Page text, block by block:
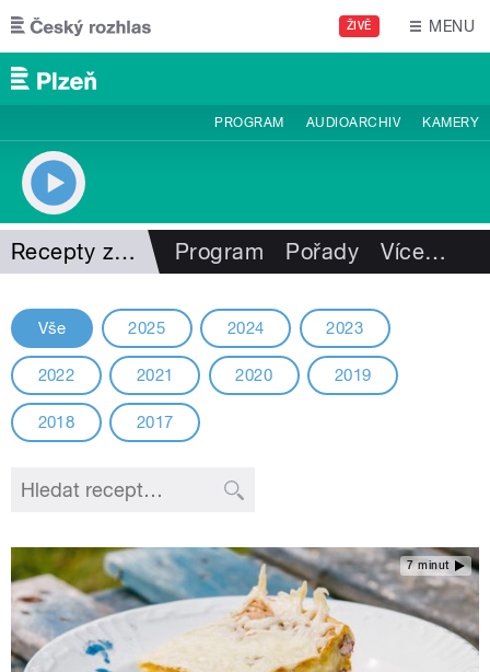
Přejít k hlavnímu obsahu
ŽIVĚ MENU
PROGRAM AUDIOARCHIV KAMERY
Recepty z minulých ročníků Program Pořady Více…
Vše 2025 2024 2023
2022 2021 2020 2019
2018 2017
7 minut